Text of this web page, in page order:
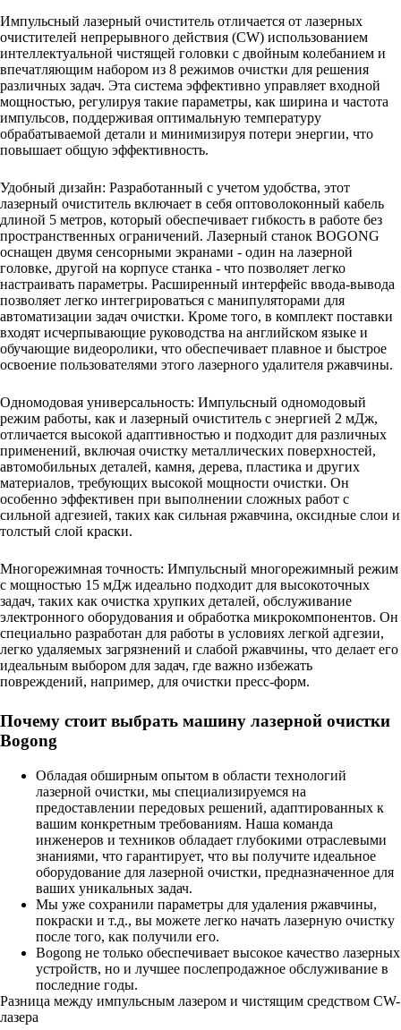
Импульсный лазерный очиститель отличается от лазерных
очистителей непрерывного действия (CW) использованием
интеллектуальной чистящей головки с двойным колебанием и
впечатляющим набором из 8 режимов очистки для решения
различных задач. Эта система эффективно управляет входной
мощностью, регулируя такие параметры, как ширина и частота
импульсов, поддерживая оптимальную температуру
обрабатываемой детали и минимизируя потери энергии, что
повышает общую эффективность.
Удобный дизайн: Разработанный с учетом удобства, этот
лазерный очиститель включает в себя оптоволоконный кабель
длиной 5 метров, который обеспечивает гибкость в работе без
пространственных ограничений. Лазерный станок BOGONG
оснащен двумя сенсорными экранами - один на лазерной
головке, другой на корпусе станка - что позволяет легко
настраивать параметры. Расширенный интерфейс ввода-вывода
позволяет легко интегрироваться с манипуляторами для
автоматизации задач очистки. Кроме того, в комплект поставки
входят исчерпывающие руководства на английском языке и
обучающие видеоролики, что обеспечивает плавное и быстрое
освоение пользователями этого лазерного удалителя ржавчины.
Одномодовая универсальность: Импульсный одномодовый
режим работы, как и лазерный очиститель с энергией 2 мДж,
отличается высокой адаптивностью и подходит для различных
применений, включая очистку металлических поверхностей,
автомобильных деталей, камня, дерева, пластика и других
материалов, требующих высокой мощности очистки. Он
особенно эффективен при выполнении сложных работ с
сильной адгезией, таких как сильная ржавчина, оксидные слои и
толстый слой краски.
Многорежимная точность: Импульсный многорежимный режим
с мощностью 15 мДж идеально подходит для высокоточных
задач, таких как очистка хрупких деталей, обслуживание
электронного оборудования и обработка микрокомпонентов. Он
специально разработан для работы в условиях легкой адгезии,
легко удаляемых загрязнений и слабой ржавчины, что делает его
идеальным выбором для задач, где важно избежать
повреждений, например, для очистки пресс-форм.
Почему стоит выбрать машину лазерной очистки
Bogong
Обладая обширным опытом в области технологий
лазерной очистки, мы специализируемся на
предоставлении передовых решений, адаптированных к
вашим конкретным требованиям. Наша команда
инженеров и техников обладает глубокими отраслевыми
знаниями, что гарантирует, что вы получите идеальное
оборудование для лазерной очистки, предназначенное для
ваших уникальных задач.
Мы уже сохранили параметры для удаления ржавчины,
покраски и т.д., вы можете легко начать лазерную очистку
после того, как получили его.
Bogong не только обеспечивает высокое качество лазерных
устройств, но и лучшее послепродажное обслуживание в
последние годы.
Разница между импульсным лазером и чистящим средством CW-
лазера